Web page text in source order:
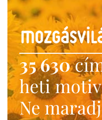
35 630
heti
Ne